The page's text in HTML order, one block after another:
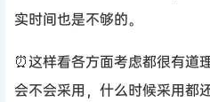
实时间也是不够的。
⏰这样看各方面考虑都很有道
会不会采用，什么时候采用都